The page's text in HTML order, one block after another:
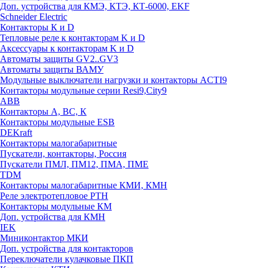
Доп. устройства для КМЭ, КТЭ, КТ-6000, EKF
Schneider Electric
Контакторы К и D
Тепловые реле к контакторам K и D
Аксессуары к контакторам K и D
Автоматы защиты GV2..GV3
Автоматы защиты ВАМУ
Модульные выключатели нагрузки и контакторы ACTI9
Контакторы модульные серии Resi9,City9
ABB
Контакторы А, ВС, К
Контакторы модульные ESB
DEKraft
Контакторы малогабаритные
Пускатели, контакторы, Россия
Пускатели ПМЛ, ПМ12, ПМА, ПМЕ
TDM
Контакторы малогабаритные КМИ, КМН
Реле электротепловое РТН
Контакторы модульные КМ
Доп. устройства для КМН
IEK
Миниконтактор МКИ
Доп. устройства для контакторов
Переключатели кулачковые ПКП